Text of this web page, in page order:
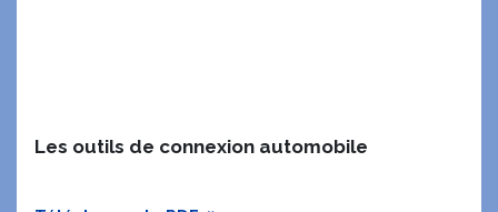
Les outils de connexion automobile